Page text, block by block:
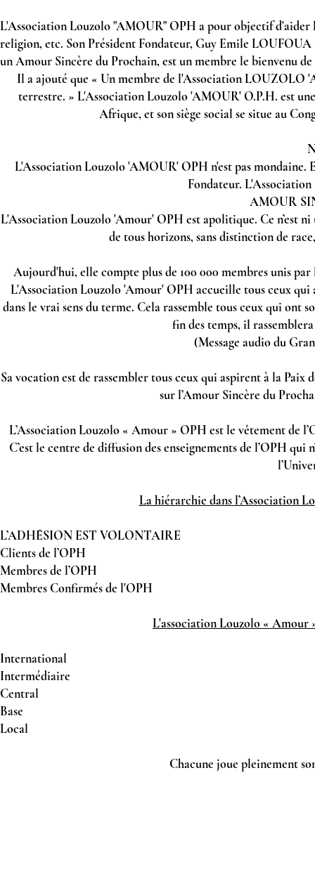
L'Association Louzolo "AMOUR" OPH a pour objectif d'aider
religion, etc. Son Président Fondateur, Guy Emile
un Amour Sincère du Prochain, est un membre le bienvenu
Il a ajouté que « Un membre de l'Association LOUZOLO
terrestre. » L'Association Louzolo 'AMOUR' O.P.H. est
Afrique, et son siège social se situe au
L'Association Louzolo 'AMOUR' OPH n'est pas
Fondateur.
AMOUR
L'Association Louzolo 'Amour' OPH est apolitique. Ce n’est
de tous horizons, sans distinction de
Aujourd'hui, elle compte plus de 100 000 membres unis
L'Association Louzolo 'Amour' OPH accueille tous ceux
dans le vrai sens du terme. Cela rassemble tous ceux qui
fin des temps, il
(Message audio du
Sa vocation est de rassembler tous ceux qui aspirent à la
sur l’Amour Sincère du
L’Association Louzolo « Amour » OPH est le vêtement de
C’est le centre de diffusion des enseignements de l’OPH
La hiérarchie dans l’Association
L’ADHÉSION EST VOLONTAIRE
Clients de l’OPH
Membres de l’OPH
Membres Confirmés de l'OPH
L'association Louzolo « Amour
International
Intermédiaire
Central
Base
Local
Chacune joue pleinement